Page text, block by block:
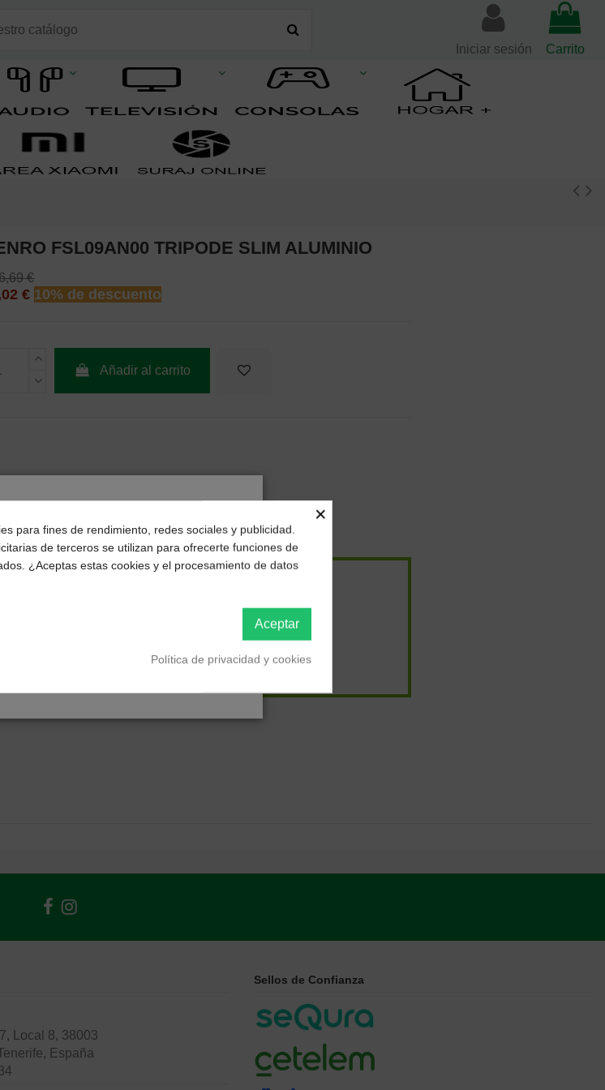
Iniciar sesión Carrito
FSL09AN00 TRIPODE SLIM ALUMINIO
€
€ 10% de descuento
Añadir al carrito
Págalo a plazos con
Importe total adeudado 96,02 € / TIN
Local 8, 38003
España
Sellos de Confianza
recibir tu pedido?
para mostrarte los precios e
correctos para tu región.
×
para fines de rendimiento, redes sociales y publicidad.
de terceros se utilizan para ofrecerte funciones de
¿Aceptas estas cookies y el procesamiento de datos
Aceptar
Política de privacidad y cookies